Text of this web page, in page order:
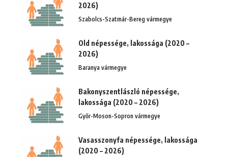
2026)
Szabolcs-Szatmár-Bereg vármegye
Old népessége, lakossága (2020 –
2026)
Baranya vármegye
Bakonyszentlászló népessége,
lakossága (2020 – 2026)
Győr-Moson-Sopron vármegye
Vasasszonyfa népessége, lakossága
(2020 – 2026)